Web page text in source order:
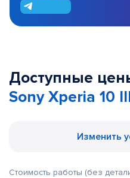
Доступные
Sony Xperia 10
Изменить
Стоимость работы (без